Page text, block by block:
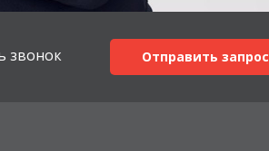
звонок Отправить запрос